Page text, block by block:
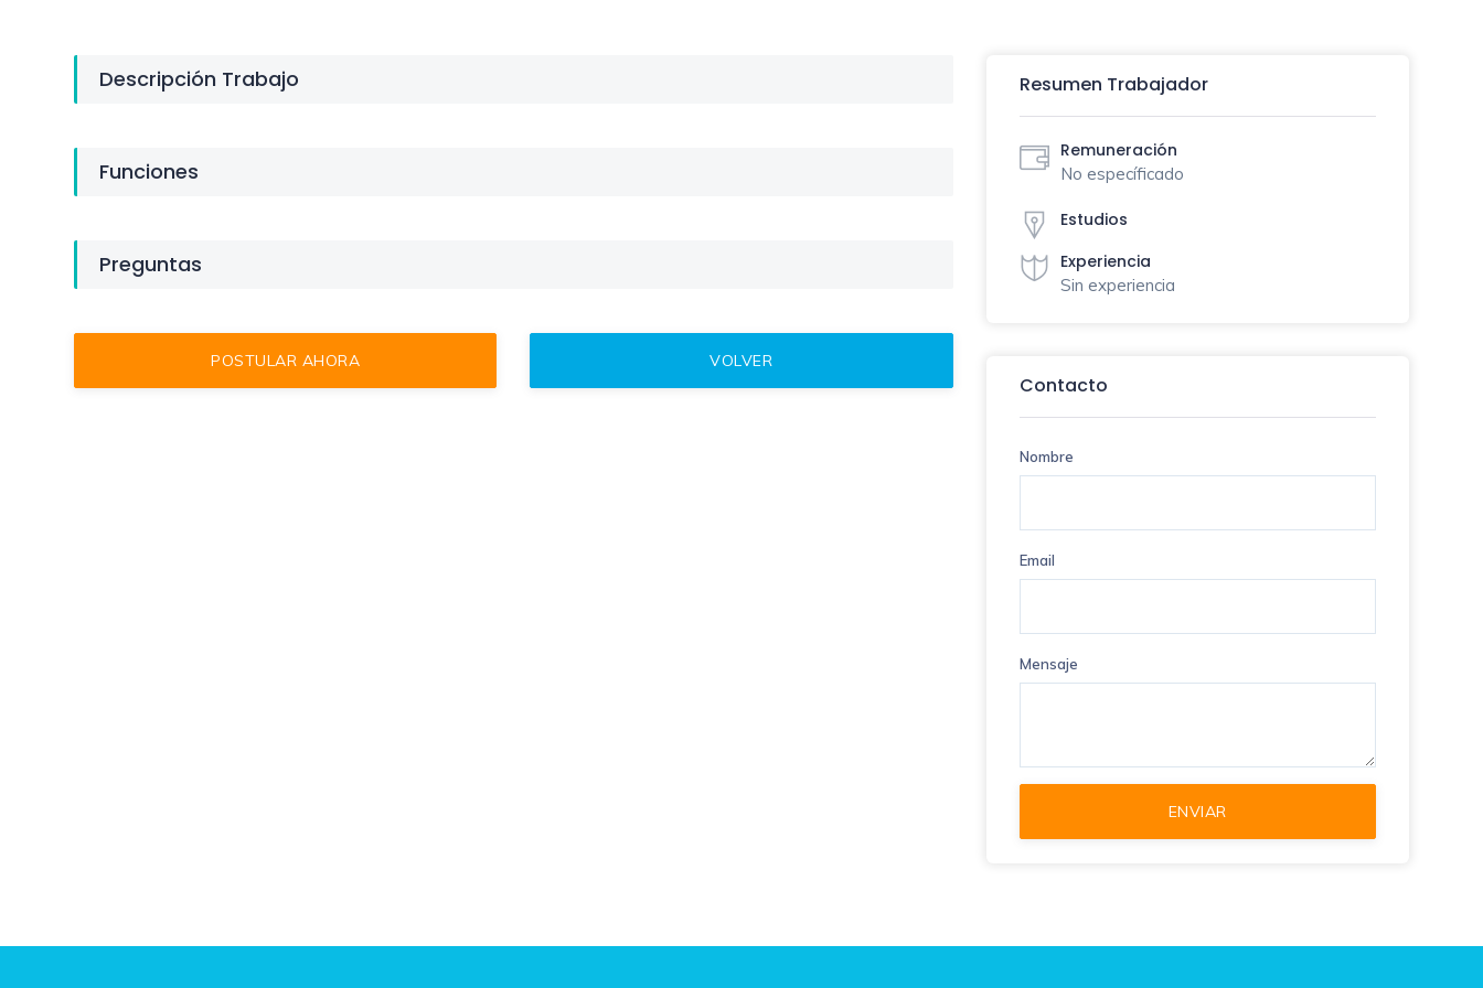
Descripción Trabajo
Funciones
Preguntas
Resumen Trabajador
Remuneración
No específicado
Estudios
Experiencia
Sin experiencia
Contacto
Nombre
Email
Mensaje